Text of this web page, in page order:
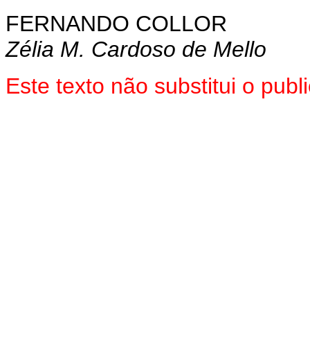
FERNANDO COLLOR
Zélia M. Cardoso de Mello
Este texto não substitui o